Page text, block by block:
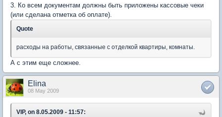
3. Ко всем документам должны быть приложены кассовые чеки
(или сделана отметка об оплате).
Quote
расходы на работы, связанные с отделкой квартиры, комнаты.
А с этим еще сложнее.
Elina
08 May 2009
VIP, on 8.05.2009 - 11:57: